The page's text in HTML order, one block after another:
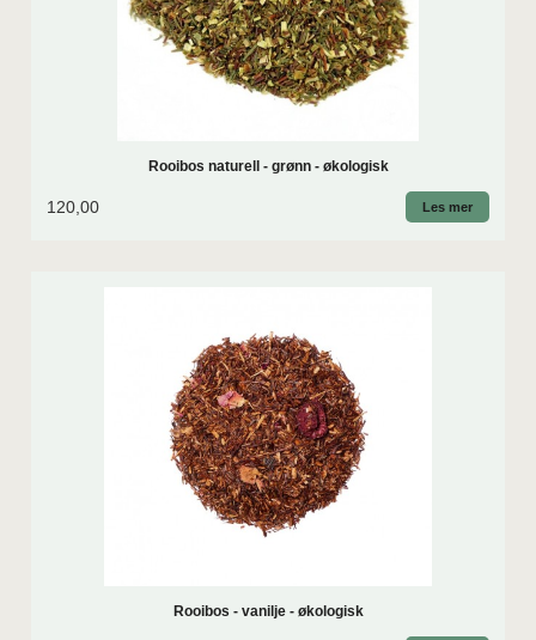
Rooibos naturell - grønn - økologisk
120,00 Les mer
Rooibos - vanilje - økologisk